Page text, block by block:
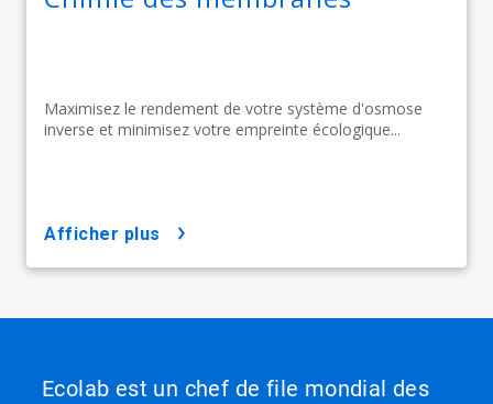
Maximisez le rendement de votre système d'osmose
inverse et minimisez votre empreinte écologique...
afficher plus
Ecolab est un chef de file mondial des